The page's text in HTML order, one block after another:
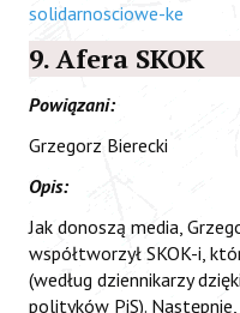
solidarnosciowe-ke
9. Afera SKOK
Powiązani:
Grzegorz Bierecki
Opis:
Jak donoszą media,
współtworzył SKOK-i,
(według dziennikarzy
polityków PiS).